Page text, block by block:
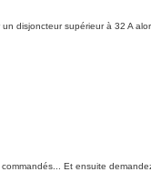
disjoncteur supérieur à 32 A
Et ensuite